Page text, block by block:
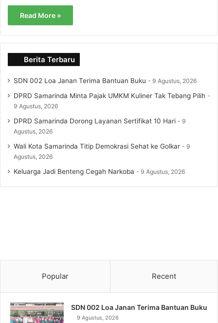
Read More »
Berita Terbaru
SDN 002 Loa Janan Terima Bantuan Buku 9 Agustus, 2026
DPRD Samarinda Minta Pajak UMKM Kuliner Tak Tebang Pilih
9 Agustus, 2026
DPRD Samarinda Dorong Layanan Sertifikat 10 Hari
9
Agustus, 2026
Wali Kota Samarinda Titip Demokrasi Sehat ke Golkar
9
Agustus, 2026
Keluarga Jadi Benteng Cegah Narkoba 9 Agustus, 2026
Popular Recent
SDN 002 Loa Janan Terima Bantuan Buku
9 Agustus, 2026